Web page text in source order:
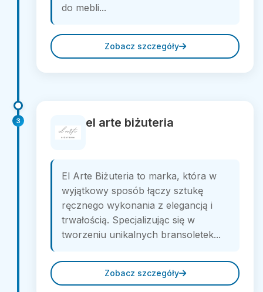
do mebli...
Zobacz szczegóły
3 el arte biżuteria
El Arte Biżuteria to marka, która w
wyjątkowy sposób łączy sztukę
ręcznego wykonania z elegancją i
trwałością. Specjalizując się w
tworzeniu unikalnych bransoletek...
Zobacz szczegóły